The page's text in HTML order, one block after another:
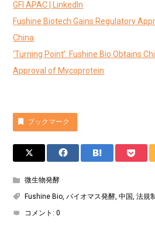
GFI APAC | LinkedIn
Fushine Biotech Gains Regulatory
China
‘Turning Point’: Fushine Bio Obtains
Approval of Mycoprotein
ブックマーク
微生物発酵
Fushine Bio,バイオマス発酵,中国,法規制
コメント:0